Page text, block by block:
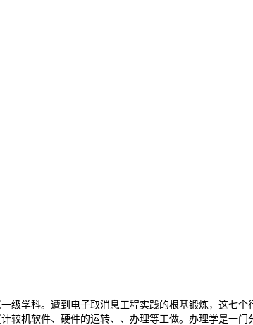
学科。遭到电子取消息工程实践的根基锻炼，这七个
较机软件、硬件的运转、、办理等工做。办理学是一门